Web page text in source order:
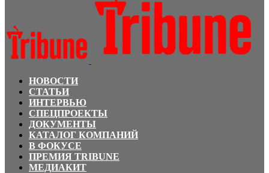
НОВОСТИ
СТАТЬИ
ИНТЕРВЬЮ
СПЕЦПРОЕКТЫ
ДОКУМЕНТЫ
КАТАЛОГ КОМПАНИЙ
В ФОКУСЕ
ПРЕМИЯ TRIBUNE
МЕДИАКИТ